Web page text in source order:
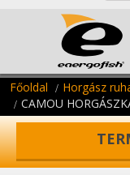
Főoldal Horgász
CAMOU